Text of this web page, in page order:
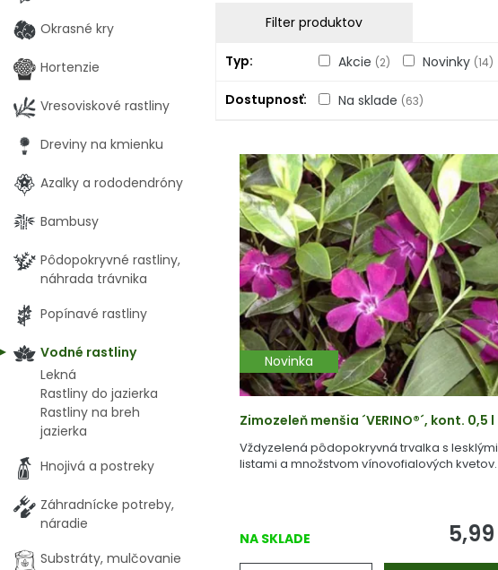
Filter produktov
Typ Akcie (2) Novinky (14)
Dostupnosť Na sklade (63)
Novinka
Zimozeleň menšia ´VERINO®´, kont. 0,5 l
Vždyzelená pôdopokryvná trvalka s lesklými
listami a množstvom vínovofialových kvetov.
NA SKLADE 5,99
Okrasné kry
Hortenzie
Vresoviskové rastliny
Dreviny na kmienku
Azalky a rododendróny
Bambusy
Pôdopokryvné rastliny,
náhrada trávnika
Popínavé rastliny
Vodné rastliny
Lekná
Rastliny do jazierka
Rastliny na breh
jazierka
Hnojivá a postreky
Záhradnícke potreby,
náradie
Substráty, mulčovanie